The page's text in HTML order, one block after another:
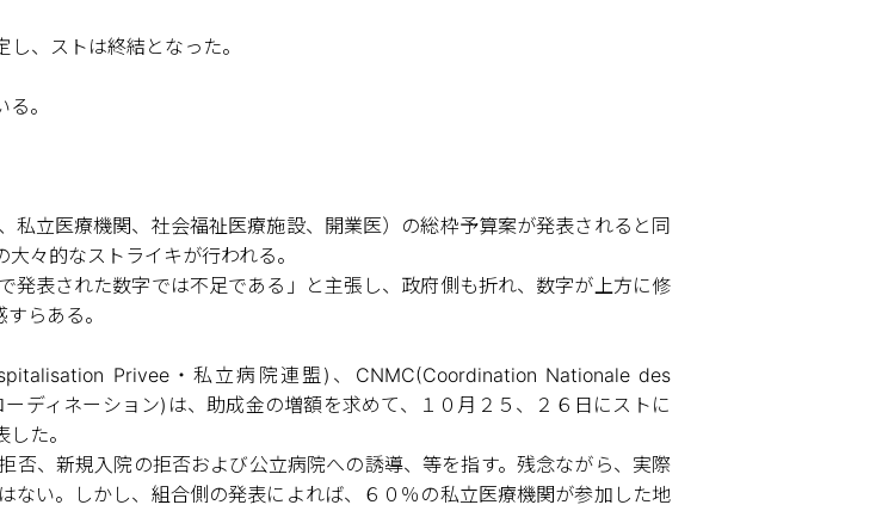
、ストは終結となった。
。
私立医療機関、社会福祉医療施設、開業医）の総枠予算案が発表されると同
々的なストライキが行われる。
発表された数字では不足である」と主張し、政府側も折れ、数字が上方に修
らある。
Privee・私立病院連盟)、CNMC(Coordination Nationale des
ディネーション)は、助成金の増額を求めて、１０月２５、２６日にストに
た。
、新規入院の拒否および公立病院への誘導、等を指す。残念ながら、実際
ない。しかし、組合側の発表によれば、６０％の私立医療機関が参加した地